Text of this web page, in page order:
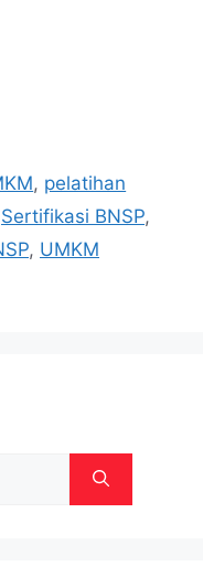
, pelatihan
Sertifikasi BNSP,
, UMKM